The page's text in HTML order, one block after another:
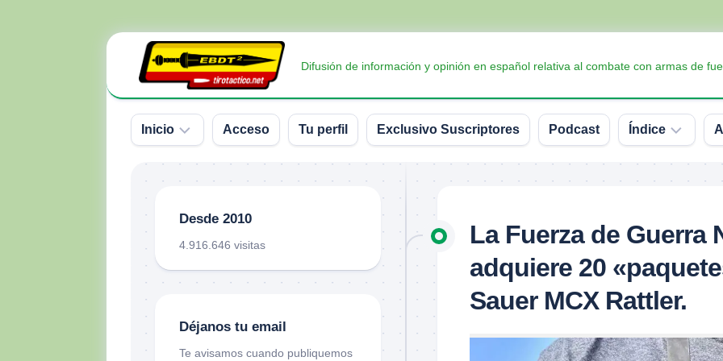
Difusión de información y opinión en español relativa al combate con armas de
Inicio
Donativos
Acceso Tu perfil Exclusivo Suscriptores Podcast Índice
Balística
Conceptos
definiciones
La Fuerza de Guerra
adquiere 20
Sauer MCX Rattler.
Desde 2010
4.916.646 visitas
Déjanos tu email
Te avisamos cuando publiquemos